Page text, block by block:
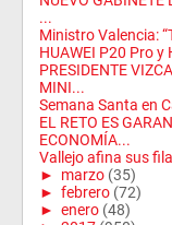
...
Ministro Valencia:
HUAWEI P20 Pro y
PRESIDENTE
MINI...
Semana Santa en
EL RETO ES
ECONOMÍA...
Vallejo afina sus
► marzo (35)
► febrero (72)
► enero (48)